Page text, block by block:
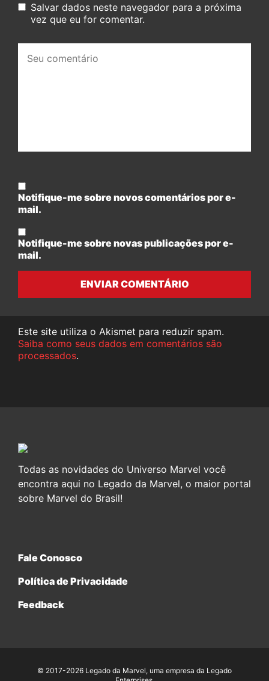
Salvar dados neste navegador para a próxima
vez que eu for comentar.
comentário:
Notifique-me sobre novos comentários por e-
mail.
Notifique-me sobre novas publicações por e-
mail.
ENVIAR COMENTÁRIO
Este site utiliza o Akismet para reduzir spam.
Saiba como seus dados em comentários são
processados.
Todas as novidades do Universo Marvel você
encontra aqui no Legado da Marvel, o maior portal
sobre Marvel do Brasil!
Fale Conosco
Política de Privacidade
Feedback
© 2017-2026 Legado da Marvel, uma empresa da Legado